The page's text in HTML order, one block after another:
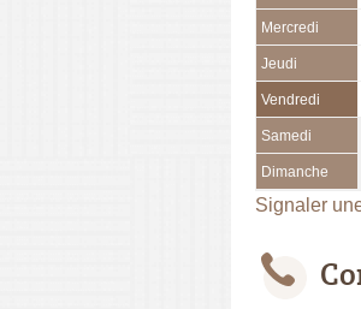
Mercredi
Jeudi
Vendredi
Samedi
Dimanche
Signaler